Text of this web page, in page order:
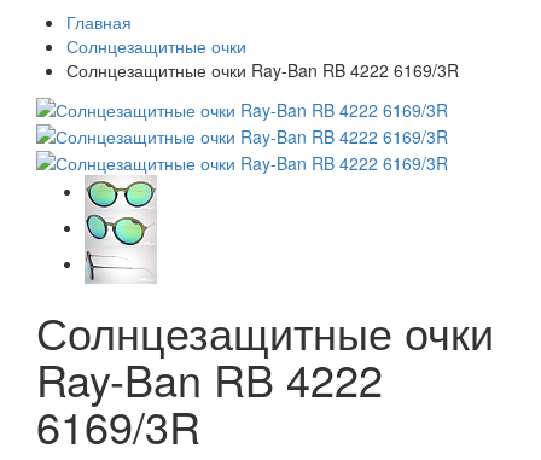
Главная
Солнцезащитные очки
Солнцезащитные очки Ray-Ban RB 4222 6169/3R
Солнцезащитные очки
Ray-Ban RB 4222
6169/3R